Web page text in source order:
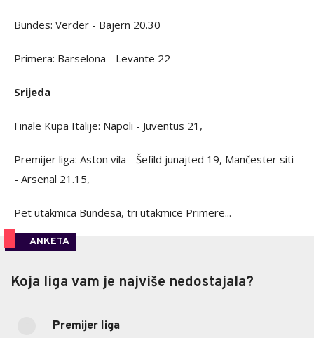
Bundes: Verder - Bajern 20.30
Primera: Barselona - Levante 22
Srijeda
Finale Kupa Italije: Napoli - Juventus 21,
Premijer liga: Aston vila - Šefild junajted 19, Mančester siti
- Arsenal 21.15,
Pet utakmica Bundesa, tri utakmice Primere...
ANKETA
Koja liga vam je najviše nedostajala?
Premijer liga